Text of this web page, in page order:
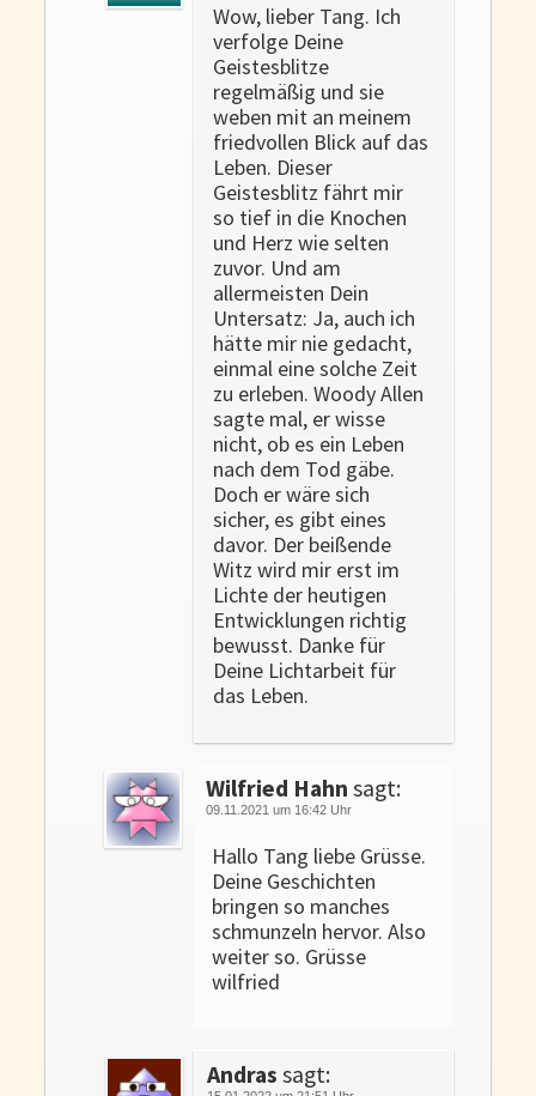
Wow, lieber Tang. Ich
verfolge Deine
Geistesblitze
regelmäßig und sie
weben mit an meinem
friedvollen Blick auf das
Leben. Dieser
Geistesblitz fährt mir
so tief in die Knochen
und Herz wie selten
zuvor. Und am
allermeisten Dein
Untersatz: Ja, auch ich
hätte mir nie gedacht,
einmal eine solche Zeit
zu erleben. Woody Allen
sagte mal, er wisse
nicht, ob es ein Leben
nach dem Tod gäbe.
Doch er wäre sich
sicher, es gibt eines
davor. Der beißende
Witz wird mir erst im
Lichte der heutigen
Entwicklungen richtig
bewusst. Danke für
Deine Lichtarbeit für
das Leben.
Wilfried Hahn sagt:
09.11.2021 um 16:42 Uhr
Hallo Tang liebe Grüsse.
Deine Geschichten
bringen so manches
schmunzeln hervor. Also
weiter so. Grüsse
wilfried
Andras sagt: